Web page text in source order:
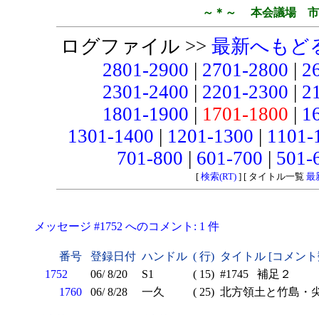
～＊～ 本会議場 市
ログファイル >> 最新へもど
2801-2900 | 2701-2800 |
2301-2400 | 2201-2300 |
1801-1900 | 1701-1800 |
1301-1400 | 1201-1300 |
701-800 | 601-700 |
[ 検索(RT)] [ タイトル一覧 最
メッセージ #1752 へのコメント: 1 件
番号 登録日付 ハンドル ( 行) タイトル [コメン
1752
06/ 8/20 S1 ( 15) #1745 補足２
1760
06/ 8/28 一久 ( 25) 北方領土と竹島・